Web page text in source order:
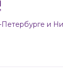
Петербурге и